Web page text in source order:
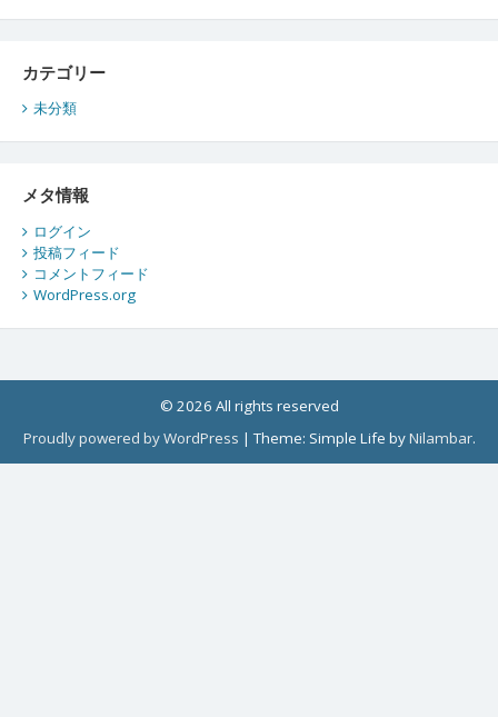
カテゴリー
未分類
メタ情報
ログイン
投稿フィード
コメントフィード
WordPress.org
© 2026 All rights reserved
Proudly powered by WordPress |Theme: Simple Life byNilambar.